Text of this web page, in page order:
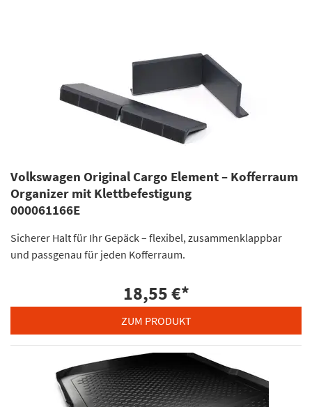
Volkswagen Original Cargo Element – Kofferraum
Organizer mit Klettbefestigung
000061166E
Sicherer Halt für Ihr Gepäck – flexibel, zusammenklappbar
und passgenau für jeden Kofferraum.
18,55 €*
ZUM PRODUKT